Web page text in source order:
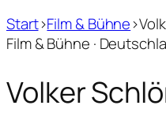
Start›Film & Bühne›
Film & Bühne ·
Volker